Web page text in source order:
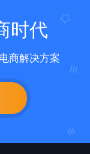
时代
商解决方案